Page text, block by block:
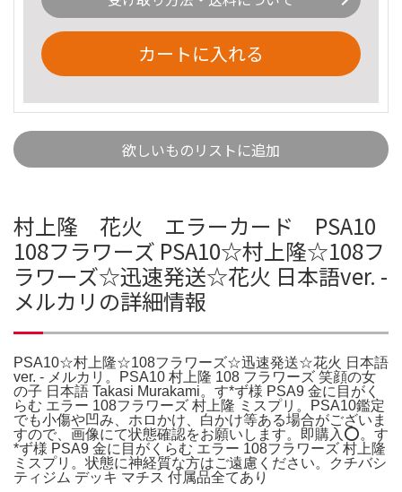
カートに入れる
欲しいものリストに追加
村上隆 花火 エラーカード PSA10
108フラワーズ PSA10☆村上隆☆108フ
ラワーズ☆迅速発送☆花火 日本語ver. -
メルカリの詳細情報
PSA10☆村上隆☆108フラワーズ☆迅速発送☆花火 日本語
ver. - メルカリ。PSA10 村上隆 108 フラワーズ 笑顔の女
の子 日本語 Takasi Murakami。す*ず様 PSA9 金に目がく
らむ エラー 108フラワーズ 村上隆 ミスプリ。PSA10鑑定
でも小傷や凹み、ホロかけ、白かけ等ある場合がございま
すので、画像にて状態確認をお願いします。即購入⭕️。す
*ず様 PSA9 金に目がくらむ エラー 108フラワーズ 村上隆
ミスプリ。状態に神経質な方はご遠慮ください。クチバシ
ティジム デッキ マチス 付属品全てあり